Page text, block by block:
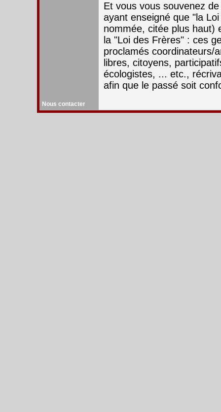
Et vous vous souvenez
ayant enseigné que "la
nommée, citée plus haut)
la "Loi des Frères" : ces
proclamés coordinateurs/
libres, citoyens,
écologistes, ... etc.,
afin que le passé soit
Nous contacter